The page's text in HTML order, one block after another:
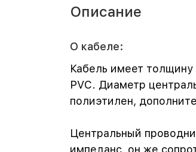
Описание
О кабеле:
Кабель имеет
PVC. Диаметр
полиэтилен,
Центральный
импеданс, он же